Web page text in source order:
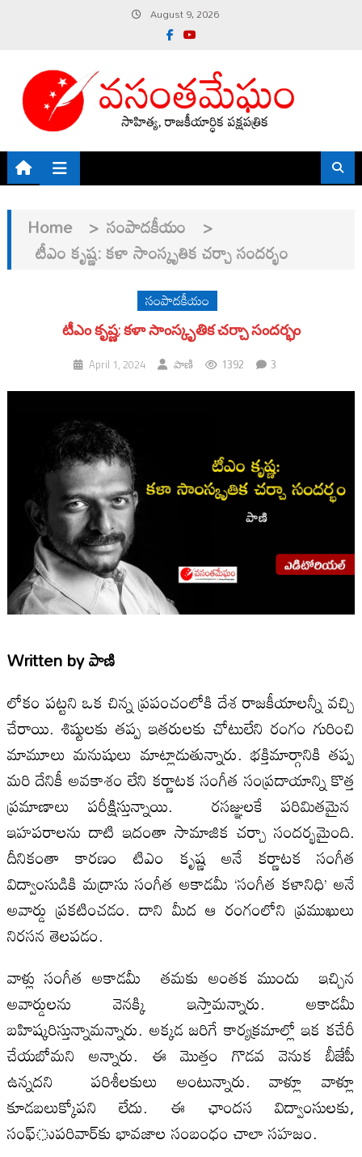
content
August 9, 2026
Home > సంపాదకీయం >
టీఎం కృష్ణ: కళా సాంస్కృతిక చర్చా సందర్భం
సంపాదకీయం
టీఎం కృష్ణ: కళా సాంస్కృతిక చర్చా సందర్భం
April 1, 2024 పాణి 1392 3
Written byపాణి
లోకం పట్టని ఒక చిన్న ప్రపంచంలోకి దేశ రాజకీయాలన్నీ వచ్చి
చేరాయి. శిష్టులకు తప్ప ఇతరులకు చోటులేని రంగం గురించి
మామూలు మనుషులు మాట్లాడుతున్నారు. భక్తిమార్గానికి తప్ప
మరి దేనికీ అవకాశం లేని కర్ణాటక సంగీత సంప్రదాయాన్ని కొత్త
ప్రమాణాలు పరీక్షిస్తున్నాయి. రసజ్ఞులకే పరిమితమైన
ఇహపరాలను దాటి ఇదంతా సామాజిక చర్చా సందర్భమైంది.
దీనికంతా కారణం టిఎం కృష్ణ అనే కర్ణాటక సంగీత
విద్వాంసుడికి మద్రాసు సంగీత అకాడమీ ‘సంగీత కళానిధి’ అనే
అవార్డు ప్రకటించడం. దాని మీద ఆ రంగంలోని ప్రముఖులు
నిరసన తెలపడం.
వాళ్లు సంగీత అకాడమీ తమకు అంతక ముందు ఇచ్చిన
అవార్డులను వెనక్కి ఇస్తామన్నారు. అకాడమీ
బహిష్కరిస్తున్నామన్నారు. అక్కడ జరిగే కార్యక్రమాల్లో ఇక కచేరీ
చేయబోమని అన్నారు. ఈ మొత్తం గొడవ వెనుక బీజేపీ
ఉన్నదని పరిశీలకులు అంటున్నారు. వాళ్లూ వాళ్లూ
కూడబలుక్కోపని లేదు. ఈ ఛాందస విద్వాంసులకు,
సంఫ్‌ుపరివార్‌కు భావజాల సంబంధం చాలా సహజం.